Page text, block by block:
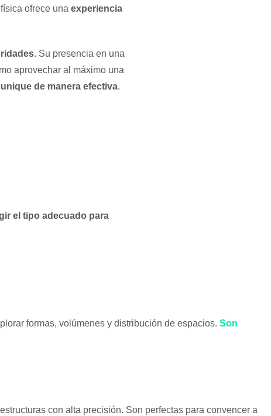
ofrece una experiencia
. Su presencia en una
aprovechar al máximo una
de manera efectiva.
el tipo adecuado para
formas, volúmenes y distribución de espacios. Son
con alta precisión. Son perfectas para convencer a